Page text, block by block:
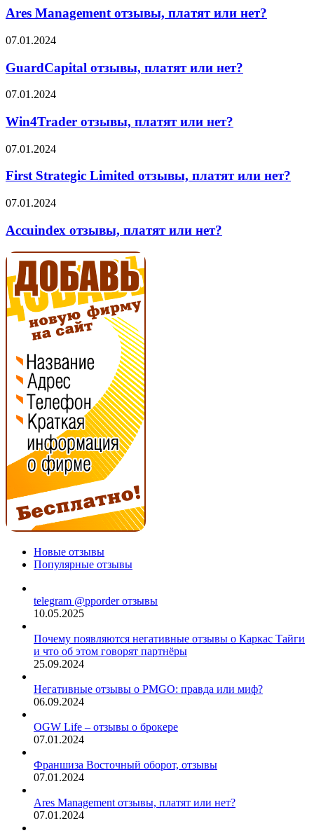
отзывы,
платят
или
нет?
Ares Management отзывы, платят или нет?
GuardCapital
платят
или
нет?
07.01.2024
GuardCapital отзывы, платят или нет?
Win4Trader
платят
или
нет?
07.01.2024
Win4Trader отзывы, платят или нет?
First
Limited
платят
нет?
07.01.2024
First Strategic Limited отзывы, платят или нет?
Accuindex
платят
или
нет?
07.01.2024
Accuindex отзывы, платят или нет?
Новые отзывы
Популярные отзывы
telegram @pporder отзывы
10.05.2025
Почему появляются негативные отзывы о Каркас Тайги
и что об этом говорят партнёры
25.09.2024
Негативные отзывы о PMGO: правда или миф?
06.09.2024
OGW Life – отзывы о брокере
07.01.2024
Франшиза Восточный оборот, отзывы
07.01.2024
Ares Management отзывы, платят или нет?
07.01.2024